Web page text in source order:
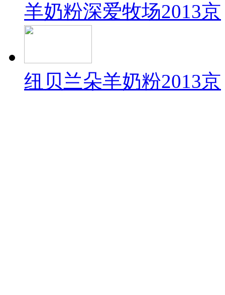
羊奶粉深爱牧场2013京
纽贝兰朵羊奶粉2013京